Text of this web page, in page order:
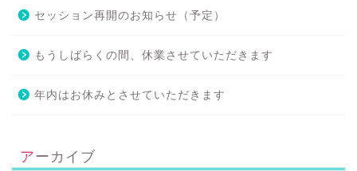
セッション再開のお知らせ（予定）
もうしばらくの間、休業させていただきます
年内はお休みとさせていただきます
アーカイブ